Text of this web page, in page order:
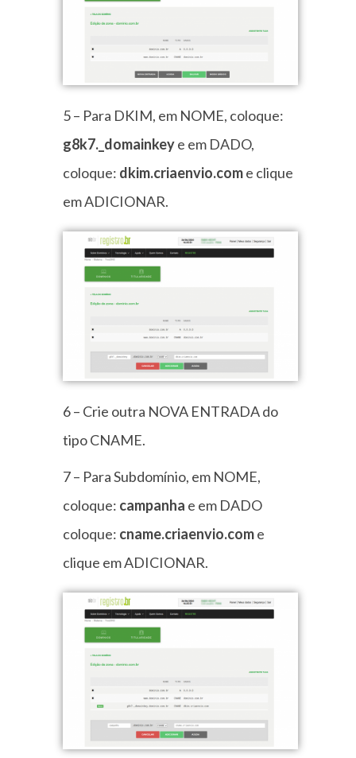
5 – Para DKIM, em NOME, coloque:
g8k7._domainkeye em DADO,
coloque: dkim.criaenvio.come clique
em ADICIONAR.
6 – Crie outra NOVA ENTRADA do
tipo CNAME.
7 – Para Subdomínio, em NOME,
coloque: campanha e em DADO
coloque: cname.criaenvio.come
clique em ADICIONAR.